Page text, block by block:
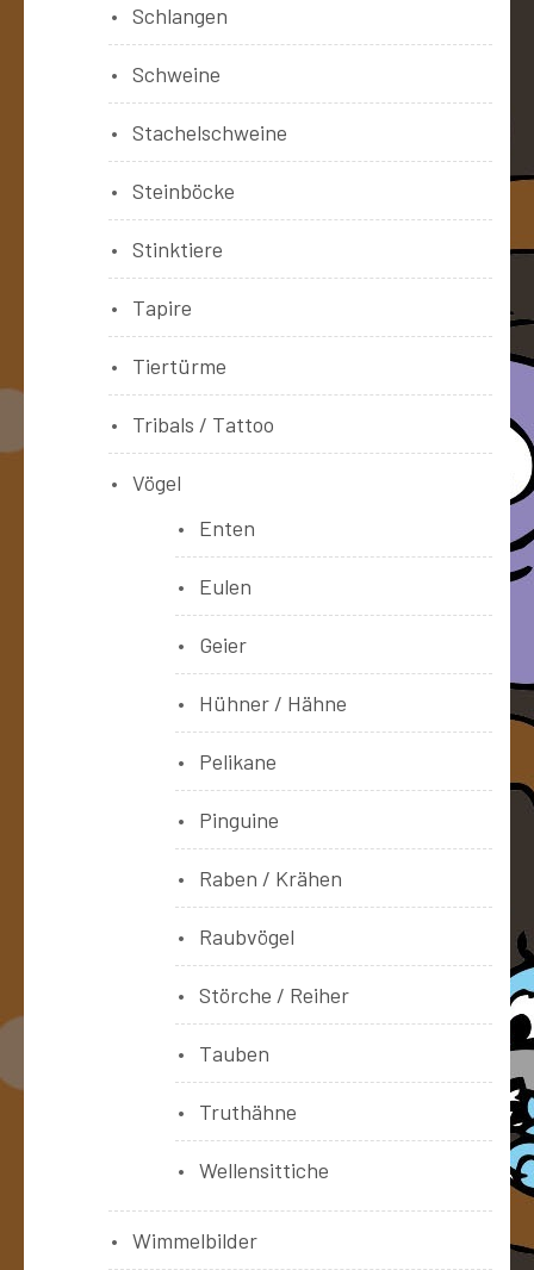
Schlangen
Schweine
Stachelschweine
Steinböcke
Stinktiere
Tapire
Tiertürme
Tribals / Tattoo
Vögel
Enten
Eulen
Geier
Hühner / Hähne
Pelikane
Pinguine
Raben / Krähen
Raubvögel
Störche / Reiher
Tauben
Truthähne
Wellensittiche
Wimmelbilder